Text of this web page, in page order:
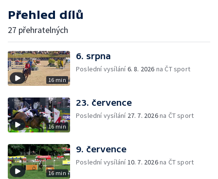
Přehled dílů
27 přehratelných
16 min
6. srpna
Poslední vysílání6. 8. 2026 na ČT sport
16 min
23. července
Poslední vysílání 27. 7. 2026na ČT sport
16 min
9. července
Poslední vysílání10. 7. 2026na ČT sport